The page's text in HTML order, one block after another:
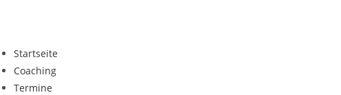
Startseite
Coaching
Termine